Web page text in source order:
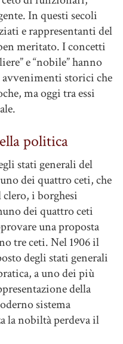
In questi secoli
e rappresentanti del
meritato. I concetti
e “nobile” hanno
storici che
ma oggi tra essi
politica
stati generali del
dei quattro ceti, che
i borghesi
dei quattro ceti
una proposta
tre ceti. Nel 1906 il
degli stati generali
a uno dei più
della
sistema
la nobiltà perdeva il